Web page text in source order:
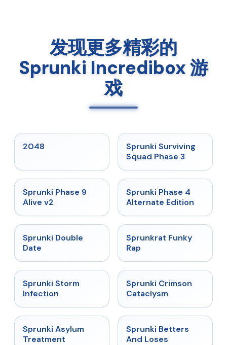
发现更多精彩的
Sprunki Incredibox 游
戏
2048 ★ 4.7
Sprunki Surviving
Squad Phase 3
★
Sprunki Phase 9
Alive v2
★
Sprunki Phase 4
Alternate Edition
★
Sprunki Double
Date
★ 4.7
Sprunkrat Funky
Rap
★
Sprunki Storm
Infection
★ 4.7
Sprunki Crimson
Cataclysm
★
Sprunki Asylum
Treatment
★
Sprunki Betters
And Loses